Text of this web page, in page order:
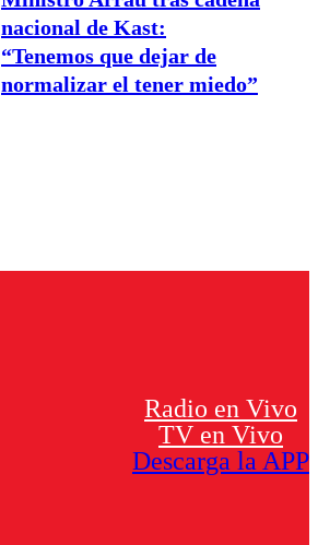
nacional de Kast:
“Tenemos que dejar de
normalizar el tener miedo”
Radio en Vivo
TV en Vivo
Descarga la APP